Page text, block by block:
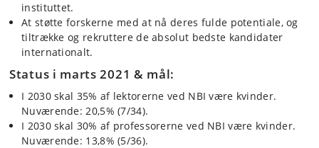
instituttet.
At støtte forskerne med at nå deres fulde potentiale, og
tiltrække og rekruttere de absolut bedste kandidater
internationalt.
Status i marts 2021 & mål:
I 2030 skal 35% af lektorerne ved NBI være kvinder.
Nuværende: 20,5% (7/34).
I 2030 skal 30% af professorerne ved NBI være kvinder.
Nuværende: 13,8% (5/36).